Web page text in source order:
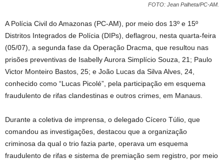
FOTO: Jean Palheta/PC-AM.
A Polícia Civil do Amazonas (PC-AM), por meio dos 13º e 15º
Distritos Integrados de Polícia (DIPs), deflagrou, nesta quarta-feira
(05/07), a segunda fase da Operação Dracma, que resultou nas
prisões preventivas de Isabelly Aurora Simplício Souza, 21; Paulo
Victor Monteiro Bastos, 25; e João Lucas da Silva Alves, 24,
conhecido como “Lucas Picolé”, pela participação em esquema
fraudulento de rifas clandestinas e outros crimes, em Manaus.
Durante a coletiva de imprensa, o delegado Cícero Túlio, que
comandou as investigações, destacou que a organização
criminosa da qual o trio fazia parte, operava um esquema
fraudulento de rifas e sistema de premiação sem registro, por meio